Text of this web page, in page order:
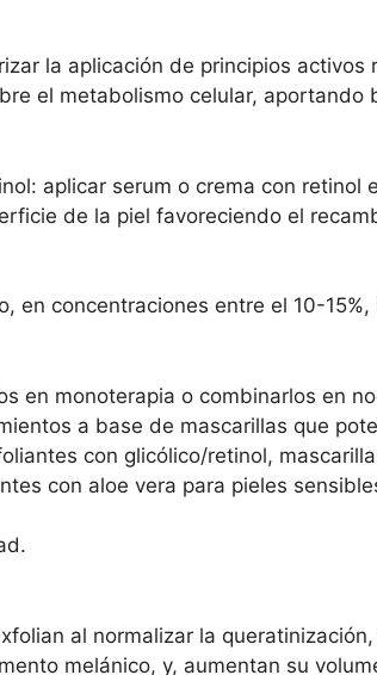
la aplicación de principios
el metabolismo celular,
aplicar serum o crema con retinol
de la piel favoreciendo el
en concentraciones entre el 10-
en monoterapia o combinarlos en
a base de mascarillas que
con glicólico/retinol,
con aloe vera para pieles
al normalizar la
melánico, y, aumentan su